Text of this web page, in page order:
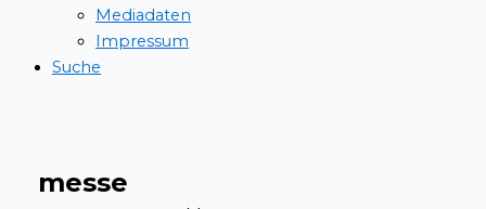
Mediadaten
Impressum
Suche
messe